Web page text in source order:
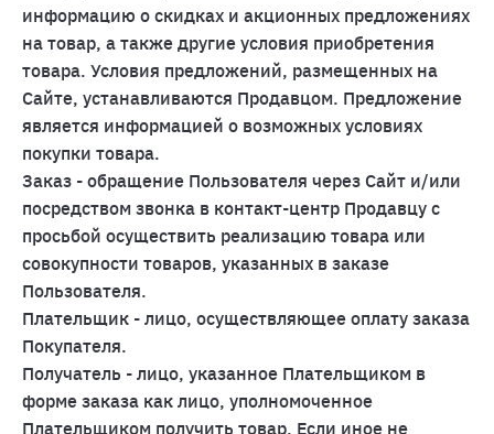
информацию о скидках и акционных предложениях
на товар, а также другие условия приобретения
товара. Условия предложений, размещенных на
Сайте, устанавливаются Продавцом. Предложение
является информацией о возможных условиях
покупки товара.
Заказ - обращение Пользователя через Сайт и/или
посредством звонка в контакт-центр Продавцу с
просьбой осуществить реализацию товара или
совокупности товаров, указанных в заказе
Пользователя.
Плательщик - лицо, осуществляющее оплату заказа
Покупателя.
Получатель - лицо, указанное Плательщиком в
форме заказа как лицо, уполномоченное
Плательщиком получить товар. Если иное не